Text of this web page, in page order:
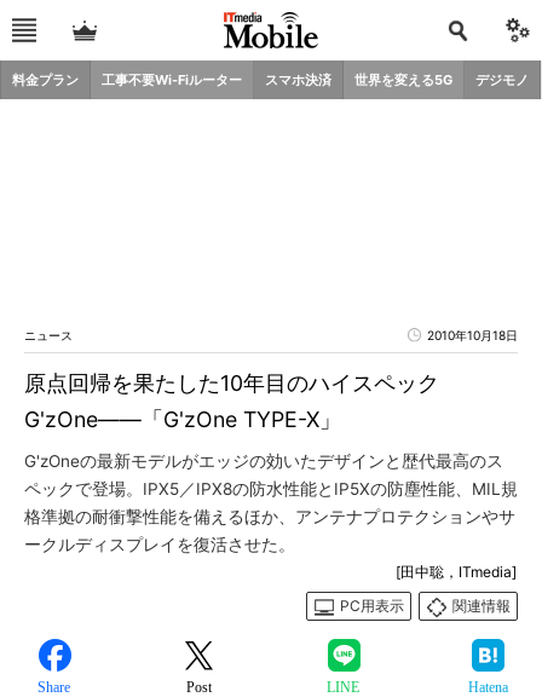
料金プラン 工事不要Wi-Fiルーター スマホ決済 世界を変える5G デジモノ
ニュース 2010年10月18日
原点回帰を果たした10年目のハイスペック
G'zOne――「G'zOne TYPE-X」
G'zOneの最新モデルがエッジの効いたデザインと歴代最高のス
ペックで登場。IPX5／IPX8の防水性能とIP5Xの防塵性能、MIL規
格準拠の耐衝撃性能を備えるほか、アンテナプロテクションやサ
ークルディスプレイを復活させた。
[田中聡，ITmedia]
PC用表示
関連情報
Share Post LINE Hatena